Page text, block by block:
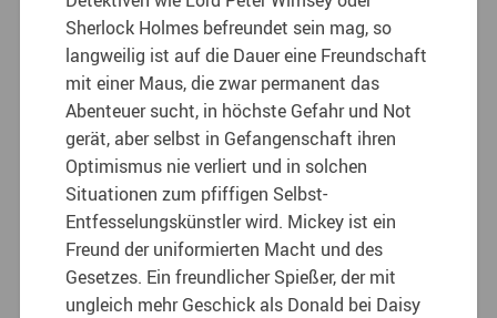
Sherlock Holmes befreundet sein mag, so
langweilig ist auf die Dauer eine Freundschaft
mit einer Maus, die zwar permanent das
Abenteuer sucht, in höchste Gefahr und Not
gerät, aber selbst in Gefangenschaft ihren
Optimismus nie verliert und in solchen
Situationen zum pfiffigen Selbst-
Entfesselungskünstler wird. Mickey ist ein
Freund der uniformierten Macht und des
Gesetzes. Ein freundlicher Spießer, der mit
ungleich mehr Geschick als Donald bei Daisy